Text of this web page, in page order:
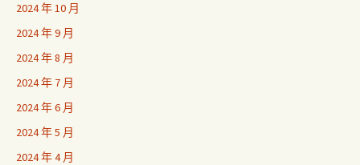
2024 年 10 月
2024 年 9 月
2024 年 8 月
2024 年 7 月
2024 年 6 月
2024 年 5 月
2024 年 4 月